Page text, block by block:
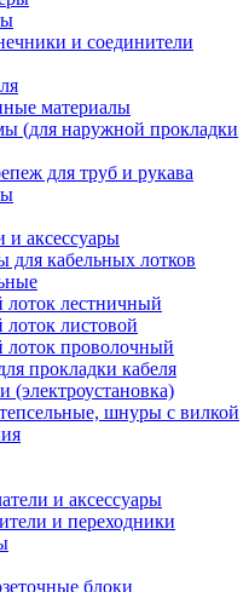
и соединители
материалы
(для наружной прокладки
для труб и рукава
и аксессуары
для кабельных лотков
лоток лестничный
листовой
лоток проволочный
прокладки кабеля
(электроустановка)
шнуры с вилкой
и аксессуары
и переходники
блоки